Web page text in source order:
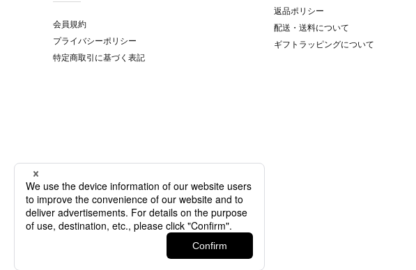
会員規約
プライバシーポリシー
特定商取引に基づく表記
返品ポリシー
配送・送料について
ギフトラッピングについて